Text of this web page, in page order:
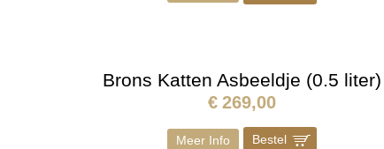
Brons Katten Asbeeldje (0.5 liter)
€ 269,00
Meer Info Bestel ]